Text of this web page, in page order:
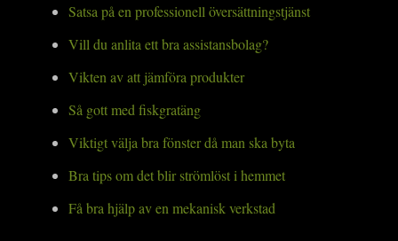
Satsa på en professionell översättningstjänst
Vill du anlita ett bra assistansbolag?
Vikten av att jämföra produkter
Så gott med fiskgratäng
Viktigt välja bra fönster då man ska byta
Bra tips om det blir strömlöst i hemmet
Få bra hjälp av en mekanisk verkstad